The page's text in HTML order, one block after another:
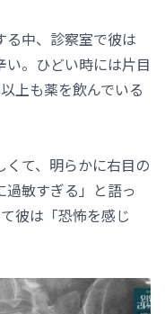
る中、診察室で彼は
い。ひどい時には片目
上も薬を飲んでいる
て、明らかに右目の
敏すぎる」と語っ
彼は「恐怖を感じ